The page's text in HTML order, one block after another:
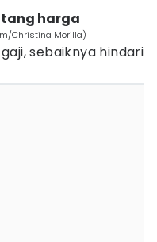
harga
Christina Morilla)
sebaiknya hindari